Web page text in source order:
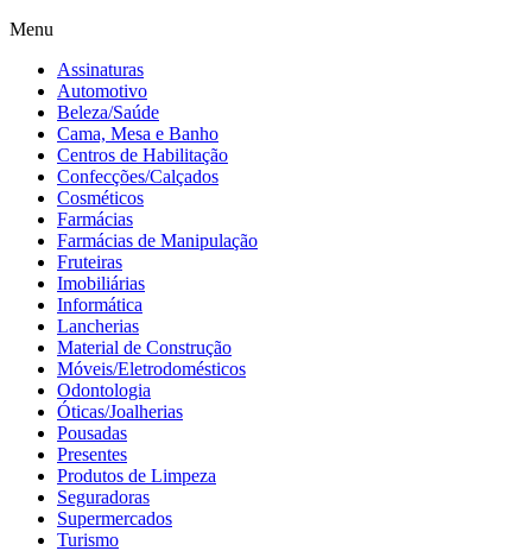
Menu
Assinaturas
Automotivo
Beleza/Saúde
Cama, Mesa e Banho
Centros de Habilitação
Confecções/Calçados
Cosméticos
Farmácias
Farmácias de Manipulação
Fruteiras
Imobiliárias
Informática
Lancherias
Material de Construção
Móveis/Eletrodomésticos
Odontologia
Óticas/Joalherias
Pousadas
Presentes
Produtos de Limpeza
Seguradoras
Supermercados
Turismo